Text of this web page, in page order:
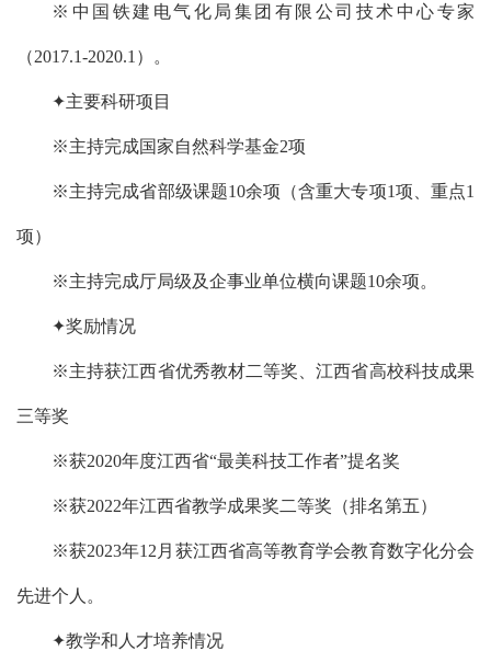
※中国铁建电气化局集团有限公司技术中心专家
（2017.1-2020.1）。
✦主要科研项目
※主持完成国家自然科学基金2项
※主持完成省部级课题10余项（含重大专项1项、重点1
项）
※主持完成厅局级及企事业单位横向课题10余项。
✦奖励情况
※主持获江西省优秀教材二等奖、江西省高校科技成果
三等奖
※获2020年度江西省“最美科技工作者”提名奖
※获2022年江西省教学成果奖二等奖（排名第五）
※获2023年12月获江西省高等教育学会教育数字化分会
先进个人。
✦教学和人才培养情况